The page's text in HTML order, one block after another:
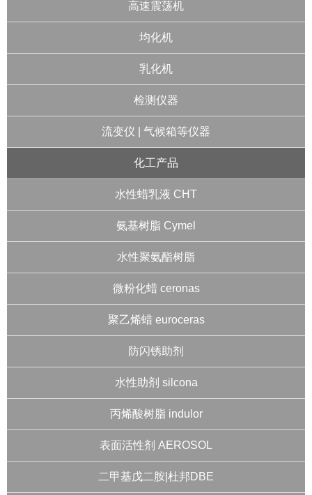
高速震荡机
均化机
乳化机
检测仪器
流变仪 | 气候箱等仪器
化工产品
水性蜡乳液 CHT
氨基树脂 Cymel
水性聚氨酯树脂
微粉化蜡 ceronas
聚乙烯蜡 euroceras
防闪锈助剂
水性助剂 silcona
丙烯酸树脂 indulor
表面活性剂 AEROSOL
二甲基戊二胺|杜邦DBE